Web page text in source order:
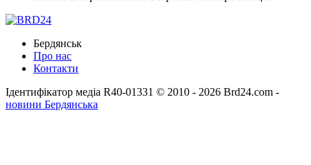
Бердянськ
Про нас
Контакти
Ідентифікатор медіа R40-01331 © 2010 - 2026 Brd24.com -
новини Бердянська